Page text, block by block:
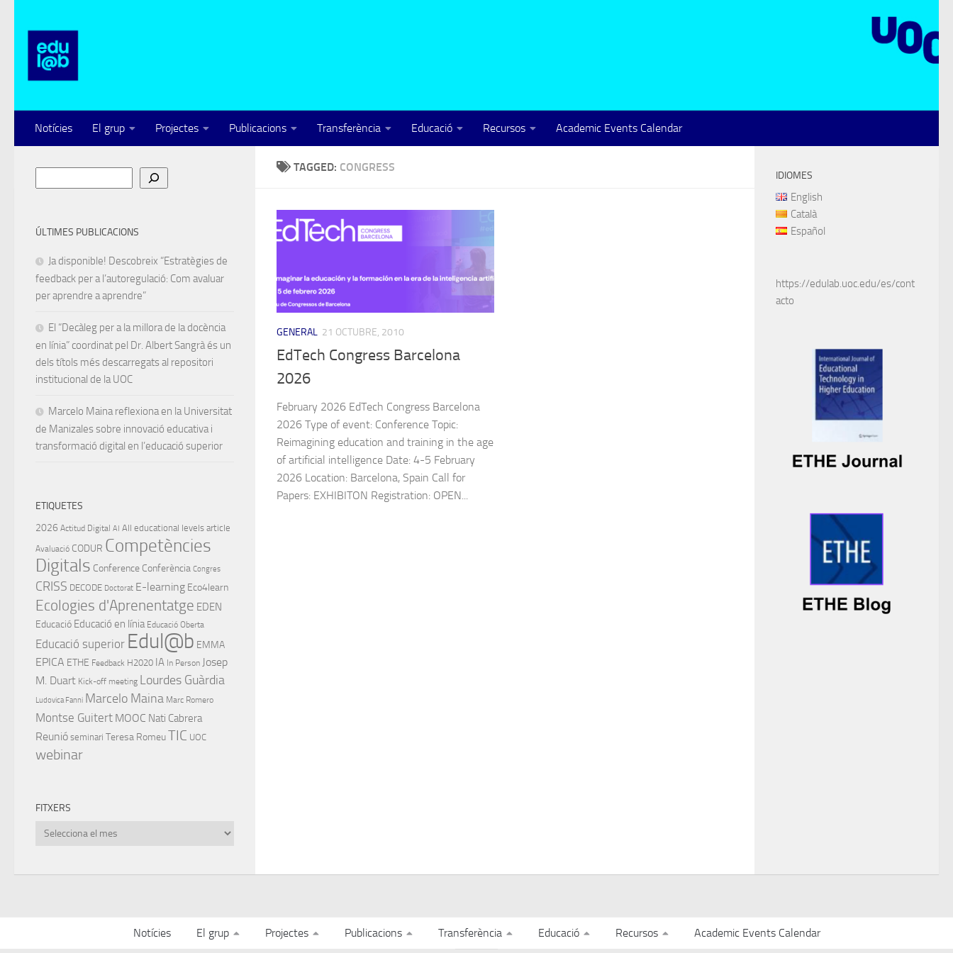
Notícies El grup Projectes Publicacions Transferència Educació Recursos Academic Events Calendar
TAGGED: CONGRESS
GENERAL 21 OCTUBRE, 2010
EdTech Congress Barcelona
2026
February 2026 EdTech Congress Barcelona
2026 Type of event: Conference Topic:
Reimagining education and training in the age
of artificial intelligence Date: 4-5 February
2026 Location: Barcelona, Spain Call for
Papers: EXHIBITON Registration: OPEN...
ÚLTIMES PUBLICACIONS
Ja disponible! Descobreix “Estratègies de
feedback per a l’autoregulació: Com avaluar
per aprendre a aprendre”
El “Decàleg per a la millora de la docència
en línia” coordinat pel Dr. Albert Sangrà és un
dels títols més descarregats al repositori
institucional de la UOC
Marcelo Maina reflexiona en la Universitat
de Manizales sobre innovació educativa i
transformació digital en l’educació superior
ETIQUETES
2026 Actitud Digital AI All educational levels article
Avaluació CODUR Competències
Digitals Conference Conferència Congres
CRISS DECODE Doctorat E-learning Eco4learn
Ecologies d'Aprenentatge EDEN
Educació Educació en línia Educació Oberta
Educació superior Edul@b EMMA
EPICA ETHE Feedback H2020 IA In Person Josep
M. Duart Kick-off meeting Lourdes Guàrdia
Ludovica Fanni Marcelo Maina Marc Romero
Montse Guitert MOOC Nati Cabrera
Reunió seminari Teresa RomeuTIC UOC
webinar
FITXERS
Fitxers
IDIOMES
English
Català
Español
https://edulab.uoc.edu/es/cont
acto
Notícies El grup Projectes Publicacions Transferència Educació Recursos Academic Events Calendar